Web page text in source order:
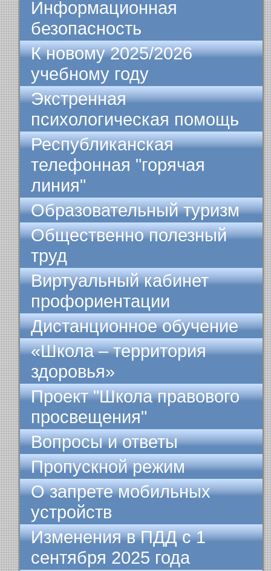
Информационная
безопасность
К новому 2025/2026
учебному году
Экстренная
психологическая помощь
Республиканская
телефонная "горячая
линия"
Образовательный туризм
Общественно полезный
труд
Виртуальный кабинет
профориентации
Дистанционное обучение
«Школа – территория
здоровья»
Проект "Школа правового
просвещения"
Вопросы и ответы
Пропускной режим
О запрете мобильных
устройств
Изменения в ПДД с 1
сентября 2025 года